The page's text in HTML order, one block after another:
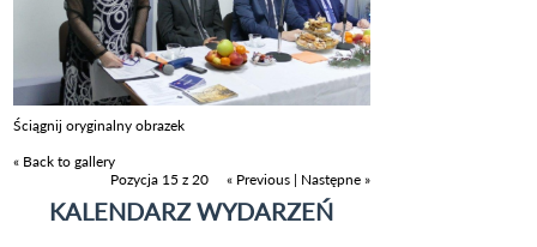
Ściągnij oryginalny obrazek
« Back to gallery
Pozycja 15 z 20
« Previous | Następne »
KALENDARZ WYDARZEŃ